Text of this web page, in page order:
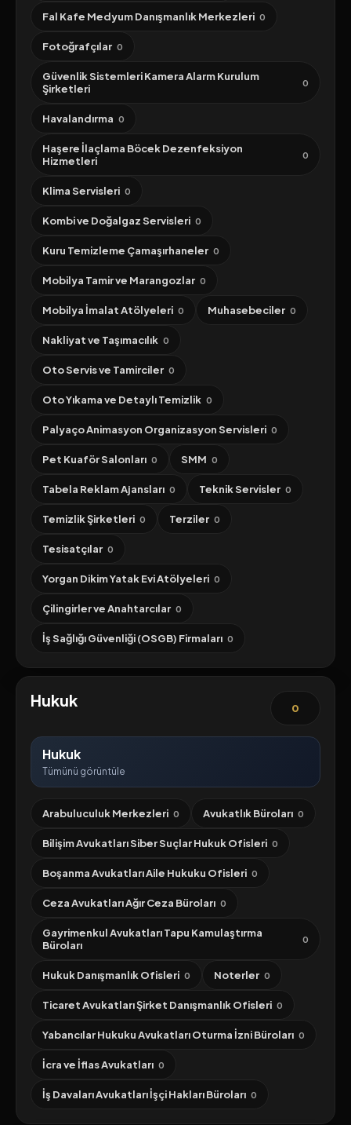
Fal Kafe Medyum Danışmanlık Merkezleri 0
Fotoğrafçılar 0
Güvenlik Sistemleri Kamera Alarm Kurulum
Şirketleri
0
Havalandırma 0
Haşere İlaçlama Böcek Dezenfeksiyon
Hizmetleri
0
Klima Servisleri 0
Kombi ve Doğalgaz Servisleri 0
Kuru Temizleme Çamaşırhaneler 0
Mobilya Tamir ve Marangozlar 0
Mobilya İmalat Atölyeleri 0 Muhasebeciler 0
Nakliyat ve Taşımacılık 0
Oto Servis ve Tamirciler 0
Oto Yıkama ve Detaylı Temizlik 0
Palyaço Animasyon Organizasyon Servisleri 0
Pet Kuaför Salonları 0 SMM 0
Tabela Reklam Ajansları 0 Teknik Servisler 0
Temizlik Şirketleri 0 Terziler 0
Tesisatçılar 0
Yorgan Dikim Yatak Evi Atölyeleri 0
Çilingirler ve Anahtarcılar 0
İş Sağlığı Güvenliği (OSGB) Firmaları 0
Hukuk 0
Hukuk
Tümünü görüntüle
Arabuluculuk Merkezleri 0 Avukatlık Büroları 0
Bilişim Avukatları Siber Suçlar Hukuk Ofisleri 0
Boşanma Avukatları Aile Hukuku Ofisleri 0
Ceza Avukatları Ağır Ceza Büroları 0
Gayrimenkul Avukatları Tapu Kamulaştırma
Büroları
0
Hukuk Danışmanlık Ofisleri 0 Noterler 0
Ticaret Avukatları Şirket Danışmanlık Ofisleri 0
Yabancılar Hukuku Avukatları Oturma İzni Büroları 0
İcra ve İflas Avukatları 0
İş Davaları Avukatları İşçi Hakları Büroları 0